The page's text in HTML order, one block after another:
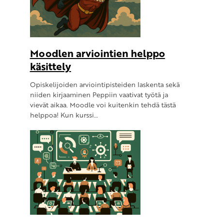
Moodlen arviointien helppo
käsittely
Opiskelijoiden arviointipisteiden laskenta sekä
niiden kirjaaminen Peppiin vaativat työtä ja
vievät aikaa. Moodle voi kuitenkin tehdä tästä
helppoa! Kun kurssi…